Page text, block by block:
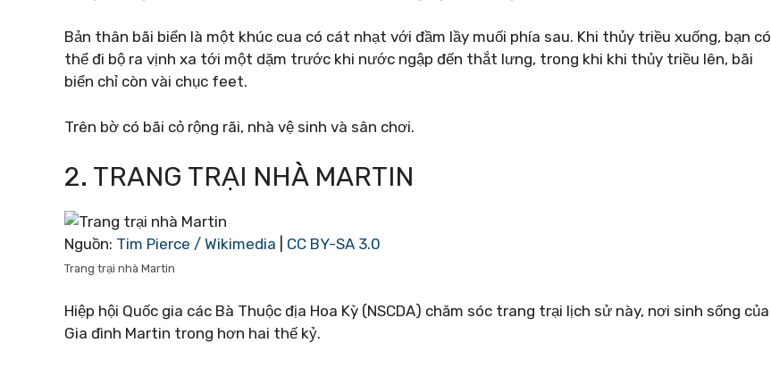
Bản thân bãi biển là một khúc cua có cát nhạt với đầm lầy muối phía sau. Khi thủy triều xuống, bạn có
thể đi bộ ra vịnh xa tới một dặm trước khi nước ngập đến thắt lưng, trong khi khi thủy triều lên, bãi
biển chỉ còn vài chục feet.
Trên bờ có bãi cỏ rộng rãi, nhà vệ sinh và sân chơi.
2. TRANG TRẠI NHÀ MARTIN
Nguồn: Tim Pierce / Wikimedia CC BY-SA 3.0
Trang trại nhà Martin
Hiệp hội Quốc gia các Bà Thuộc địa Hoa Kỳ (NSCDA) chăm sóc trang trại lịch sử này, nơi sinh sống của
Gia đình Martin trong hơn hai thế kỷ.